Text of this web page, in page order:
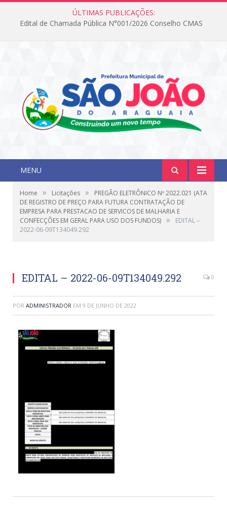
ÚLTIMAS PUBLICAÇÕES:
Edital de Chamada Pública N°001/2026 Conselho CMAS
MENU
Home » Licitações »
PREGÃO ELETRÔNICO Nº 2022.021 (ATA
DE REGISTRO DE PREÇO PARA FUTURA CONTRATAÇÃO DE
EMPRESA PARA PRESTACAO DE SERVICOS DE MALHARIA E
CONFECÇÕES EM GERAL PARA USO DOS FUNDOS) »
EDITAL –
2022-06-09T134049.292
EDITAL – 2022-06-09T134049.292 0
POR ADMINISTRADOR EM 9 DE JUNHO DE 2022